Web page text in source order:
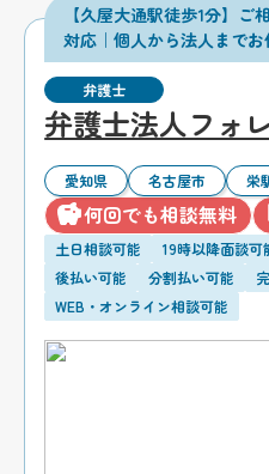
【久屋大通駅徒歩1分】ご
対応｜個人から法人まで
弁護士
弁護士法人フォ
愛知県 名古屋市 栄
何回でも相談無料
土日相談可能 19時以降面談可
後払い可能
分割払い可能
WEB・オンライン相談可能